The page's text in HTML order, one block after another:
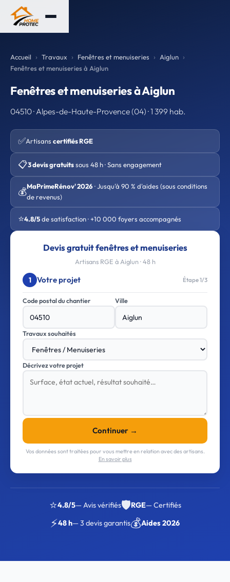
Accueil Travaux Fenêtres et menuiseries
Aiglun
Fenêtres et menuiseries à Aiglun
Fenêtres et menuiseries à Aiglun
04510 · Alpes-de-Haute-Provence (04) · 1 399 hab.
✅Artisans certifiés RGE
📋3 devis gratuitssous 48 h · Sans engagement
💰MaPrimeRénov' 2026· Jusqu'à 90 % d'aides (sous conditions
de revenus)
⭐4.8/5de satisfaction · +10 000 foyers accompagnés
Devis gratuit fenêtres et menuiseries
Artisans RGE à Aiglun · 48 h
1 Votre projet Étape 1/3
Code postal du chantier Ville
Travaux souhaités
Décrivez votre projet
Continuer →
Vos données sont traitées pour vous mettre en relation avec des artisans.
En savoir plus
⭐4.8/5— Avis vérifiés🛡️RGE— Certifiés
⚡48 h— 3 devis garantis💰Aides 2026